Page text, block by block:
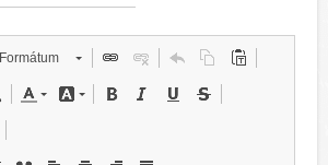
Formátum